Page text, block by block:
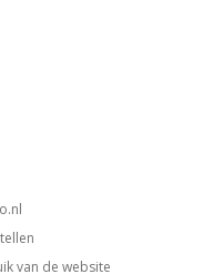
van de website